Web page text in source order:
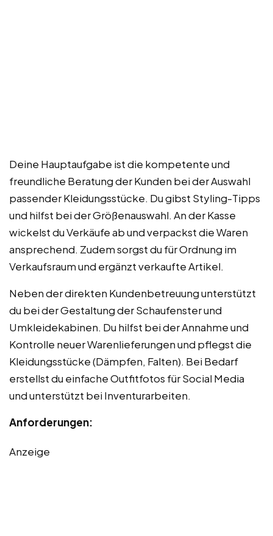
Deine Hauptaufgabe ist die kompetente und
freundliche Beratung der Kunden bei der Auswahl
passender Kleidungsstücke. Du gibst Styling-Tipps
und hilfst bei der Größenauswahl. An der Kasse
wickelst du Verkäufe ab und verpackst die Waren
ansprechend. Zudem sorgst du für Ordnung im
Verkaufsraum und ergänzt verkaufte Artikel.
Neben der direkten Kundenbetreuung unterstützt
du bei der Gestaltung der Schaufenster und
Umkleidekabinen. Du hilfst bei der Annahme und
Kontrolle neuer Warenlieferungen und pflegst die
Kleidungsstücke (Dämpfen, Falten). Bei Bedarf
erstellst du einfache Outfitfotos für Social Media
und unterstützt bei Inventurarbeiten.
Anforderungen:
Anzeige